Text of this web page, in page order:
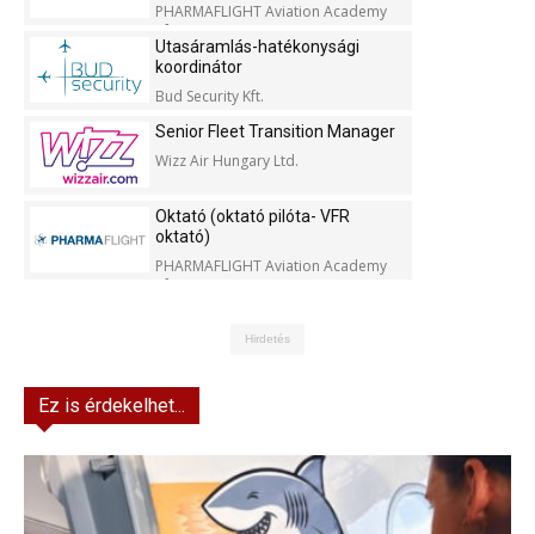
PHARMAFLIGHT Aviation Academy
Kft.
Utasáramlás-hatékonysági
koordinátor
Bud Security Kft.
Senior Fleet Transition Manager
Wizz Air Hungary Ltd.
Oktató (oktató pilóta- VFR
oktató)
PHARMAFLIGHT Aviation Academy
Kft.
Hirdetés
Ez is érdekelhet...